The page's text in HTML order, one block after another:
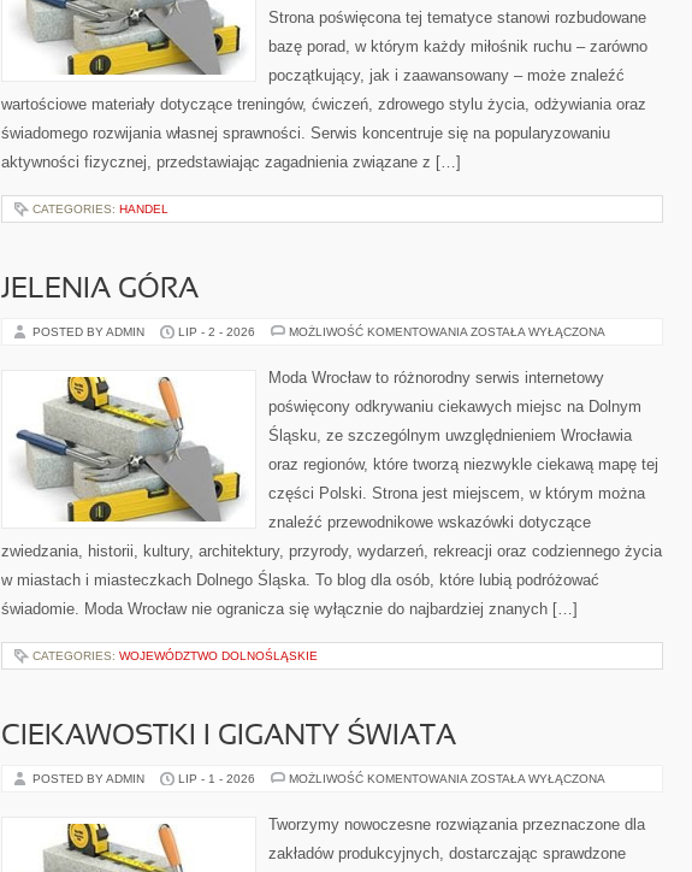
Strona poświęcona tej tematyce stanowi rozbudowane
bazę porad, w którym każdy miłośnik ruchu – zarówno
początkujący, jak i zaawansowany – może znaleźć
wartościowe materiały dotyczące treningów, ćwiczeń, zdrowego stylu życia, odżywiania oraz
świadomego rozwijania własnej sprawności. Serwis koncentruje się na popularyzowaniu
aktywności fizycznej, przedstawiając zagadnienia związane z […]
CATEGORIES: HANDEL
JELENIA GÓRA
POSTED BY ADMIN LIP - 2 - 2026 MOŻLIWOŚĆ KOMENTOWANIA JELENIA
ZOSTAŁA WYŁĄCZONA
Moda Wrocław to różnorodny serwis internetowy
poświęcony odkrywaniu ciekawych miejsc na Dolnym
Śląsku, ze szczególnym uwzględnieniem Wrocławia
oraz regionów, które tworzą niezwykle ciekawą mapę tej
części Polski. Strona jest miejscem, w którym można
znaleźć przewodnikowe wskazówki dotyczące
zwiedzania, historii, kultury, architektury, przyrody, wydarzeń, rekreacji oraz codziennego życia
w miastach i miasteczkach Dolnego Śląska. To blog dla osób, które lubią podróżować
świadomie. Moda Wrocław nie ogranicza się wyłącznie do najbardziej znanych […]
CATEGORIES: WOJEWÓDZTWO DOLNOŚLĄSKIE
CIEKAWOSTKI I GIGANTY ŚWIATA
POSTED BY ADMIN LIP - 1 - 2026 MOŻLIWOŚĆ KOMENTOWANIA CIEKAWOSTKI
ŚWIATA
ZOSTAŁA WYŁĄCZONA
Tworzymy nowoczesne rozwiązania przeznaczone dla
zakładów produkcyjnych, dostarczając sprawdzone